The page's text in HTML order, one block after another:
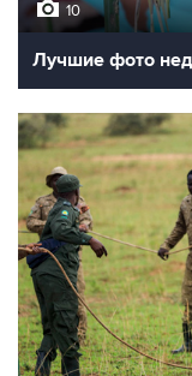
10
Лучшие фото